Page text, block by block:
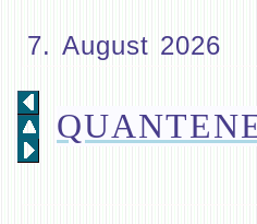
7. August 2026